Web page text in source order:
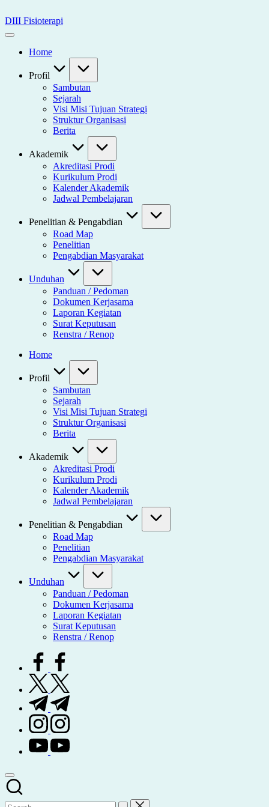
to
content
DIII Fisioterapi
Universitas
HusadaHome
Profil
Sambutan
Sejarah
Visi Misi Tujuan Strategi
Struktur Organisasi
Berita
Akademik
Akreditasi Prodi
Kurikulum Prodi
Kalender Akademik
Jadwal Pembelajaran
Penelitian & Pengabdian
Road Map
Penelitian
Pengabdian Masyarakat
Unduhan
Panduan / Pedoman
Dokumen Kerjasama
Laporan Kegiatan
Surat Keputusan
Renstra / Renop
Home
Profil
Sambutan
Sejarah
Visi Misi Tujuan Strategi
Struktur Organisasi
Berita
Akademik
Akreditasi Prodi
Kurikulum Prodi
Kalender Akademik
Jadwal Pembelajaran
Penelitian & Pengabdian
Road Map
Penelitian
Pengabdian Masyarakat
Unduhan
Panduan / Pedoman
Dokumen Kerjasama
Laporan Kegiatan
Surat Keputusan
Renstra / Renop
facebook.com
twitter.com
t.me
instagram.com
youtube.com